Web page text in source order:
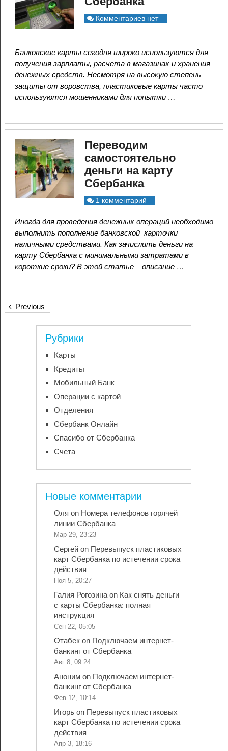
Комментариев нет
Банковские карты сегодня широко используются для
получения зарплаты, расчета в магазинах и хранения
денежных средств. Несмотря на высокую степень
защиты от воровства, пластиковые карты часто
используются мошенниками для попытки …
Переводим
самостоятельно
деньги на карту
Сбербанка
1 комментарий
Иногда для проведения денежных операций необходимо
выполнить пополнение банковской карточки
наличными средствами. Как зачислить деньги на
карту Сбербанка с минимальными затратами в
короткие сроки? В этой статье – описание …
Previous
Рубрики
Карты
Кредиты
Мобильный Банк
Операции с картой
Отделения
Сбербанк Онлайн
Спасибо от Сбербанка
Счета
Новые комментарии
Оля on Номера телефонов горячей
линии Сбербанка
Мар 29, 23:23
Сергейon Перевыпуск пластиковых
карт Сбербанка по истечении срока
действия
Ноя 5, 20:27
Галия Рогозинаon Как снять деньги
с карты Сбербанка: полная
инструкция
Сен 22, 05:05
Отабекon Подключаем интернет-
банкинг от Сбербанка
Авг 8, 09:24
Анонимon Подключаем интернет-
банкинг от Сбербанка
Фев 12, 10:14
Игорьon Перевыпуск пластиковых
карт Сбербанка по истечении срока
действия
Апр 3, 18:16